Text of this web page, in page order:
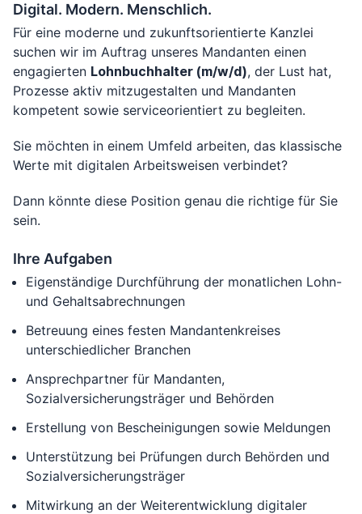
Digital. Modern. Menschlich.
Für eine moderne und zukunftsorientierte Kanzlei
suchen wir im Auftrag unseres Mandanten einen
engagierten Lohnbuchhalter (m/w/d), der Lust hat,
Prozesse aktiv mitzugestalten und Mandanten
kompetent sowie serviceorientiert zu begleiten.
Sie möchten in einem Umfeld arbeiten, das klassische
Werte mit digitalen Arbeitsweisen verbindet?
Dann könnte diese Position genau die richtige für Sie
sein.
Ihre Aufgaben
Eigenständige Durchführung der monatlichen Lohn-
und Gehaltsabrechnungen
Betreuung eines festen Mandantenkreises
unterschiedlicher Branchen
Ansprechpartner für Mandanten,
Sozialversicherungsträger und Behörden
Erstellung von Bescheinigungen sowie Meldungen
Unterstützung bei Prüfungen durch Behörden und
Sozialversicherungsträger
Mitwirkung an der Weiterentwicklung digitaler